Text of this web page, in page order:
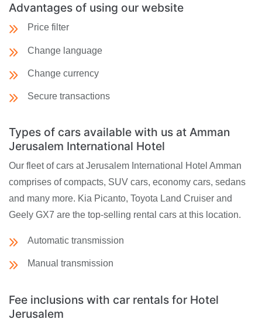
Advantages of using our website
Price filter
Change language
Change currency
Secure transactions
Types of cars available with us at Amman
Jerusalem International Hotel
Our fleet of cars at Jerusalem International Hotel Amman
comprises of compacts, SUV cars, economy cars, sedans
and many more. Kia Picanto, Toyota Land Cruiser and
Geely GX7 are the top-selling rental cars at this location.
Automatic transmission
Manual transmission
Fee inclusions with car rentals for Hotel
Jerusalem